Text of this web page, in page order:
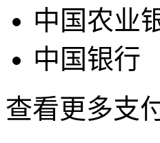
中国农业
中国银行
查看更多支